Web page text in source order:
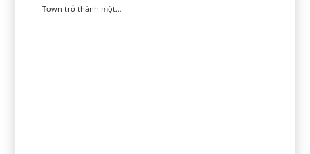
Town trở thành một…